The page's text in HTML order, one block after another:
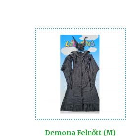
Demona Felnőtt (M)